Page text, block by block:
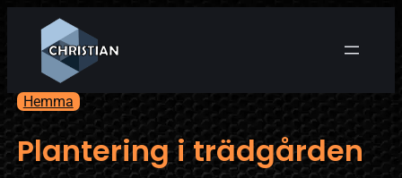
Hemma
Plantering i trädgården